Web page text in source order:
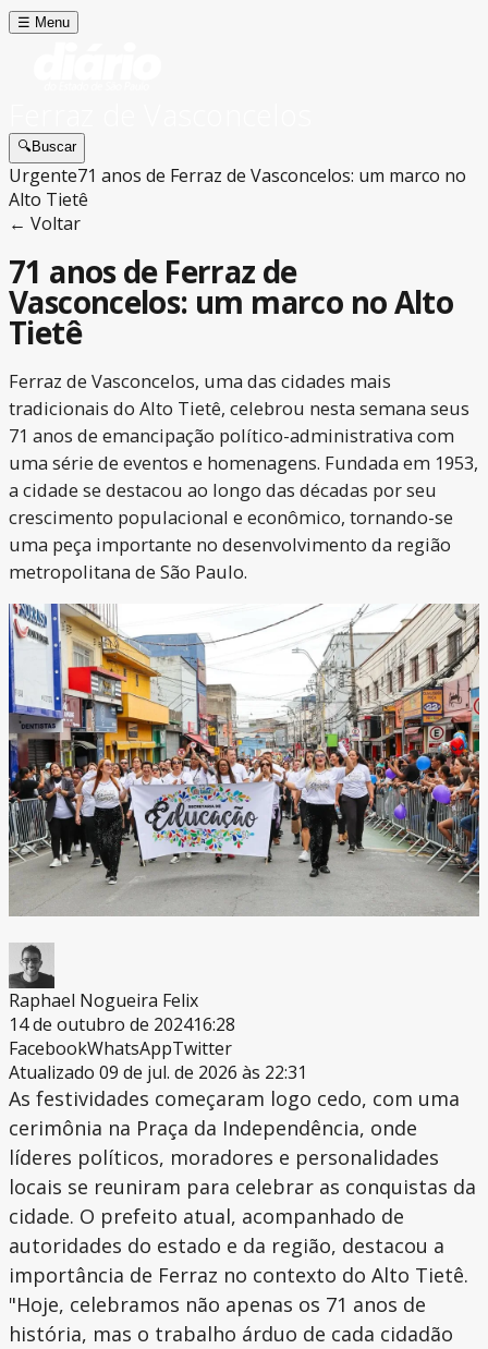
☰ Menu
🔍Buscar
Urgente71 anos de Ferraz de Vasconcelos: um marco no
Alto Tietê
← Voltar
71 anos de Ferraz de
Vasconcelos: um marco no Alto
Tietê
Ferraz de Vasconcelos, uma das cidades mais
tradicionais do Alto Tietê, celebrou nesta semana seus
71 anos de emancipação político-administrativa com
uma série de eventos e homenagens. Fundada em 1953,
a cidade se destacou ao longo das décadas por seu
crescimento populacional e econômico, tornando-se
uma peça importante no desenvolvimento da região
metropolitana de São Paulo.
Raphael Nogueira Felix
14 de outubro de 202416:28
FacebookWhatsAppTwitter
Atualizado 09 de jul. de 2026 às 22:31
As festividades começaram logo cedo, com uma
cerimônia na Praça da Independência, onde
líderes políticos, moradores e personalidades
locais se reuniram para celebrar as conquistas da
cidade. O prefeito atual, acompanhado de
autoridades do estado e da região, destacou a
importância de Ferraz no contexto do Alto Tietê.
"Hoje, celebramos não apenas os 71 anos de
história, mas o trabalho árduo de cada cidadão